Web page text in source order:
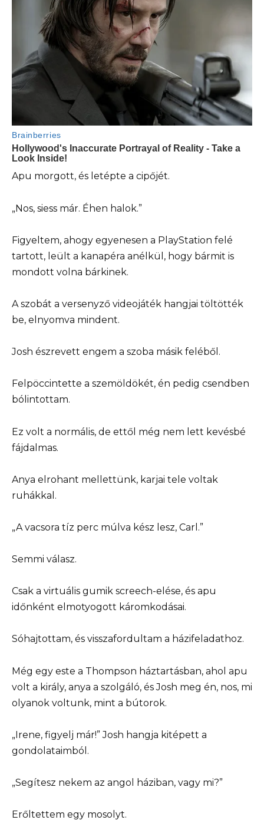
Apu morgott, és letépte a cipőjét.
„Nos, siess már. Éhen halok.”
Figyeltem, ahogy egyenesen a PlayStation felé
tartott, leült a kanapéra anélkül, hogy bármit is
mondott volna bárkinek.
A szobát a versenyző videojáték hangjai töltötték
be, elnyomva mindent.
Josh észrevett engem a szoba másik feléből.
Felpöccintette a szemöldökét, én pedig csendben
bólintottam.
Ez volt a normális, de ettől még nem lett kevésbé
fájdalmas.
Anya elrohant mellettünk, karjai tele voltak
ruhákkal.
„A vacsora tíz perc múlva kész lesz, Carl.”
Semmi válasz.
Csak a virtuális gumik screech-elése, és apu
időnként elmotyogott káromkodásai.
Sóhajtottam, és visszafordultam a házifeladathoz.
Még egy este a Thompson háztartásban, ahol apu
volt a király, anya a szolgáló, és Josh meg én, nos, mi
olyanok voltunk, mint a bútorok.
„Irene, figyelj már!” Josh hangja kitépett a
gondolataimból.
„Segítesz nekem az angol háziban, vagy mi?”
Erőltettem egy mosolyt.